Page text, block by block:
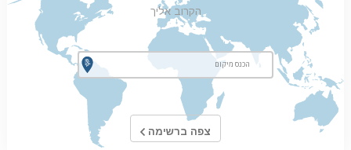
הקרוב אליך
צפה ברשימה